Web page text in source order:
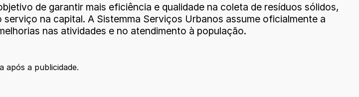
de garantir mais eficiência e qualidade na coleta de resíduos sólidos,
na capital. A Sistemma Serviços Urbanos assume oficialmente a
nas atividades e no atendimento à população.
após a publicidade.